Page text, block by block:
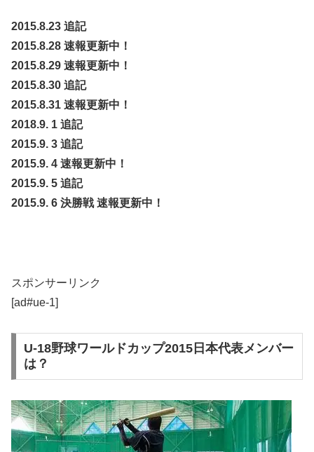
2015.8.23 追記
2015.8.28 速報更新中！
2015.8.29 速報更新中！
2015.8.30 追記
2015.8.31 速報更新中！
2018.9. 1 追記
2015.9. 3 追記
2015.9. 4 速報更新中！
2015.9. 5 追記
2015.9. 6 決勝戦 速報更新中！
スポンサーリンク
[ad#ue-1]
U-18野球ワールドカップ2015日本代表メンバー
は？